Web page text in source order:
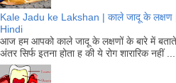
Kale Jadu ke Lakshan | काले जादू के
Hindi
आज हम आपको काले जादू के लक्षणों के बारे में
अंतर सिर्फ इतना होता ह की ये रोग शारारिक नहीं ...